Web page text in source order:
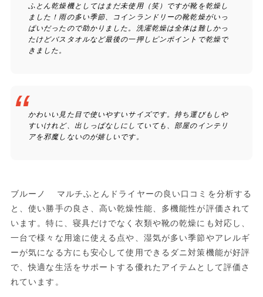
ふとん乾燥機としてはまだ未使用（笑）ですが靴を乾燥し
ました！雨の多い季節、コインランドリーの靴乾燥がいっ
ぱいだったので助かりました。洗濯乾燥は全体は難しかっ
たけどバスタオルなど最後の一押しピンポイントで乾燥で
きました。
かわいい見た目で使いやすいサイズです。持ち運びもしや
すいけれど、出しっぱなしにしていても、部屋のインテリ
アを邪魔しないのが嬉しいです。
ブルーノ マルチふとんドライヤーの良い口コミを分析する
と、使い勝手の良さ、高い乾燥性能、多機能性が評価されて
います。特に、寝具だけでなく衣類や靴の乾燥にも対応し、
一台で様々な用途に使える点や、湿気が多い季節やアレルギ
ーが気になる方にも安心して使用できるダニ対策機能が好評
で、快適な生活をサポートする優れたアイテムとして評価さ
れています。